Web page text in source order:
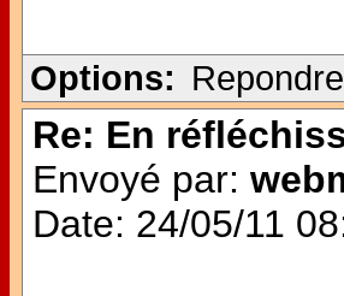
Options:
Re: En
Envoyé par:
Date: 24/05/11